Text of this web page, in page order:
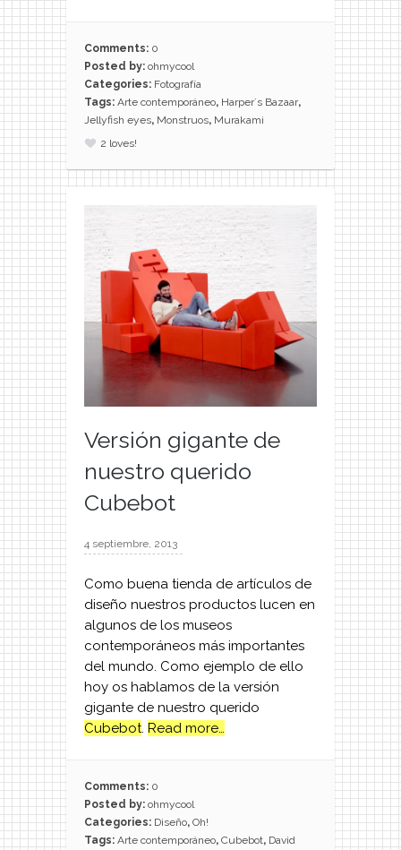
Comments: 0
Posted by: ohmycool
Categories: Fotografía
Tags: Arte contemporáneo, Harper´s Bazaar,
Jellyfish eyes, Monstruos, Murakami
2 loves!
Versión gigante de
nuestro querido
Cubebot
4 septiembre, 2013
Como buena tienda de artículos de
diseño nuestros productos lucen en
algunos de los museos
contemporáneos más importantes
del mundo. Como ejemplo de ello
hoy os hablamos de la versión
gigante de nuestro querido
Cubebot. Read more…
Comments: 0
Posted by: ohmycool
Categories: Diseño, Oh!
Tags: Arte contemporáneo, Cubebot, David